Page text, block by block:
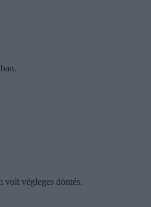
volt végleges döntés.